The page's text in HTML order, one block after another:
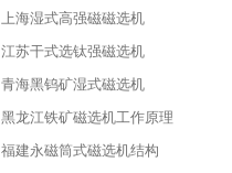
上海湿式高强磁磁选机
江苏干式选钛强磁选机
青海黑钨矿湿式磁选机
黑龙江铁矿磁选机工作原理
福建永磁筒式磁选机结构